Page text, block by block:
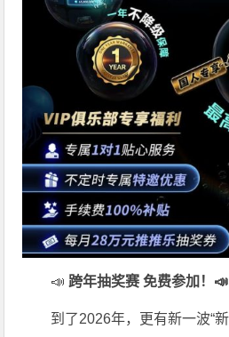
📣 跨年抽奖赛 免费参加 ！📣
到了2026年，更有新一波“